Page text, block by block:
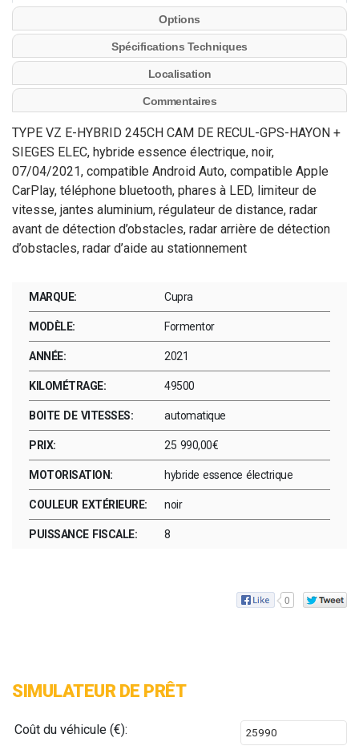
Options
Spécifications Techniques
Localisation
Commentaires
TYPE VZ E-HYBRID 245CH CAM DE RECUL-GPS-HAYON +
SIEGES ELEC, hybride essence électrique, noir,
07/04/2021, compatible Android Auto, compatible Apple
CarPlay, téléphone bluetooth, phares à LED, limiteur de
vitesse, jantes aluminium, régulateur de distance, radar
avant de détection d’obstacles, radar arrière de détection
d’obstacles, radar d’aide au stationnement
MARQUE: Cupra
MODÈLE: Formentor
ANNÉE: 2021
KILOMÉTRAGE: 49500
BOITE DE VITESSES: automatique
PRIX: 25 990,00€
MOTORISATION: hybride essence électrique
COULEUR EXTÉRIEURE: noir
PUISSANCE FISCALE: 8
0
SIMULATEUR DE PRÊT
Coût du véhicule (€):